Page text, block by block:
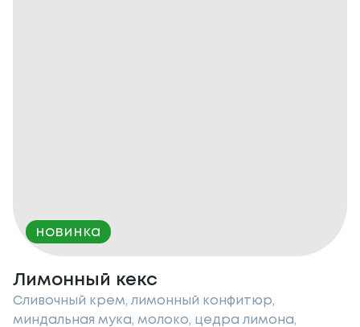
новинка
Лимонный кекс
Сливочный крем, лимонный конфитюр,
миндальная мука, молоко, цедра лимона,